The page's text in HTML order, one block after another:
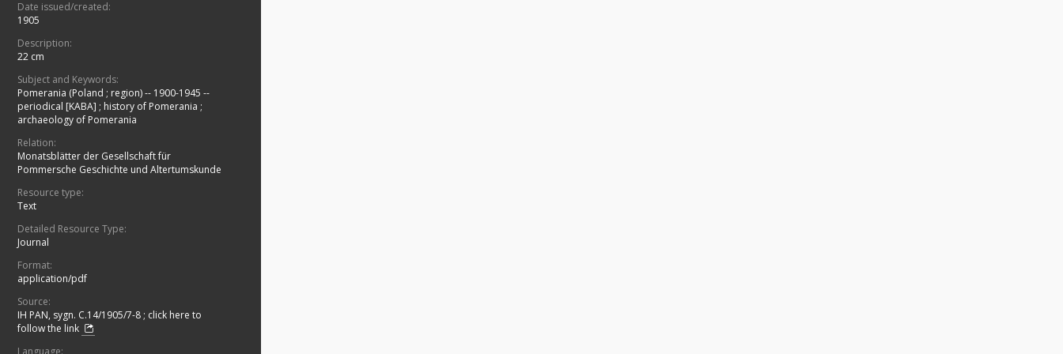
Date issued/created:
1905
Description:
22 cm
Subject and Keywords:
Pomerania (Poland ; region) -- 1900-1945 --
periodical [KABA] ; history of Pomerania ;
archaeology of Pomerania
Relation:
Monatsblätter der Gesellschaft für
Pommersche Geschichte und Altertumskunde
Resource type:
Text
Detailed Resource Type:
Journal
Format:
application/pdf
Source:
IH PAN, sygn. C.14/1905/7-8 ; click here to
follow the link